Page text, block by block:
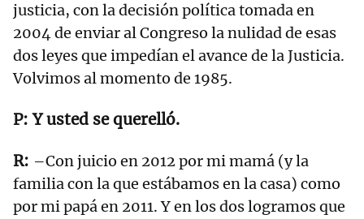
justicia, con la decisión política tomada en
2004 de enviar al Congreso la nulidad de esas
dos leyes que impedían el avance de la Justicia.
Volvimos al momento de 1985.
Y usted se querelló.
–Con juicio en 2012 por mi mamá (y la
familia con la que estábamos en la casa) como
por mi papá en 2011. Y en los dos logramos que